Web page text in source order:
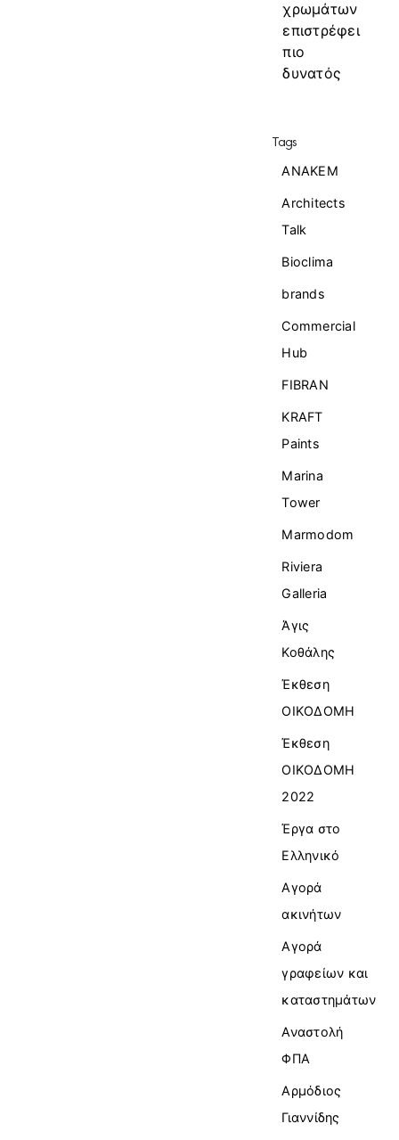
χρωμάτων
επιστρέφει
πιο
δυνατός
Tags
ANAKEM
Architects
Talk
Bioclima
brands
Commercial
Ηub
FIBRAN
KRAFT
Paints
Marina
Tower
Marmodom
Riviera
Galleria
Άγις
Κοθάλης
Έκθεση
ΟΙΚΟΔΟΜΗ
Έκθεση
ΟΙΚΟΔΟΜΗ
2022
Έργα στο
Ελληνικό
Αγορά
ακινήτων
Αγορά
γραφείων και
καταστημάτων
Αναστολή
ΦΠΑ
Αρμόδιος
Γιαννίδης